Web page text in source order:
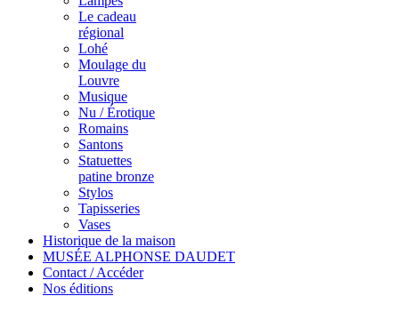
Le cadeau
régional
Lohé
Moulage du
Louvre
Musique
Nu / Érotique
Romains
Santons
Statuettes
patine bronze
Stylos
Tapisseries
Vases
Historique de la maison
MUSÉE ALPHONSE DAUDET
Contact / Accéder
Nos éditions